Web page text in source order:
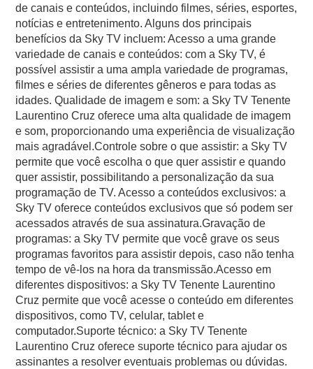
de canais e conteúdos, incluindo filmes, séries, esportes,
notícias e entretenimento. Alguns dos principais
benefícios da Sky TV incluem: Acesso a uma grande
variedade de canais e conteúdos: com a Sky TV, é
possível assistir a uma ampla variedade de programas,
filmes e séries de diferentes gêneros e para todas as
idades. Qualidade de imagem e som: a Sky TV Tenente
Laurentino Cruz oferece uma alta qualidade de imagem
e som, proporcionando uma experiência de visualização
mais agradável.Controle sobre o que assistir: a Sky TV
permite que você escolha o que quer assistir e quando
quer assistir, possibilitando a personalização da sua
programação de TV. Acesso a conteúdos exclusivos: a
Sky TV oferece conteúdos exclusivos que só podem ser
acessados através de sua assinatura.Gravação de
programas: a Sky TV permite que você grave os seus
programas favoritos para assistir depois, caso não tenha
tempo de vê-los na hora da transmissão.Acesso em
diferentes dispositivos: a Sky TV Tenente Laurentino
Cruz permite que você acesse o conteúdo em diferentes
dispositivos, como TV, celular, tablet e
computador.Suporte técnico: a Sky TV Tenente
Laurentino Cruz oferece suporte técnico para ajudar os
assinantes a resolver eventuais problemas ou dúvidas.